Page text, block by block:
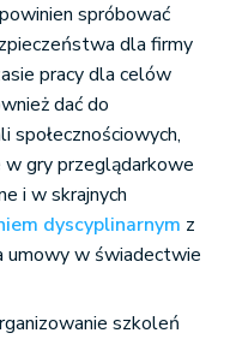
spróbować
dla firmy
pracy dla celów
dać do
społecznościowych,
w gry przeglądarkowe
i w skrajnych
dyscyplinarnym z
umowy w świadectwie
szkoleń